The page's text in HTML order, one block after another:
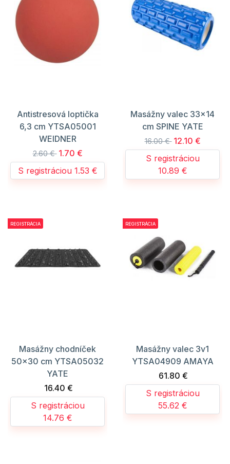
Antistresová loptička
6,3 cm YTSA05001
WEIDNER
2.60 € 1.70 €
S registráciou 1.53 €
Masážny valec 33x14
cm SPINE YATE
16.00 € 12.10 €
S registráciou
10.89 €
REGISTRÁCIA
Masážny chodníček
50x30 cm YTSA05032
YATE
16.40 €
S registráciou
14.76 €
REGISTRÁCIA
Masážny valec 3v1
YTSA04909 AMAYA
61.80 €
S registráciou
55.62 €